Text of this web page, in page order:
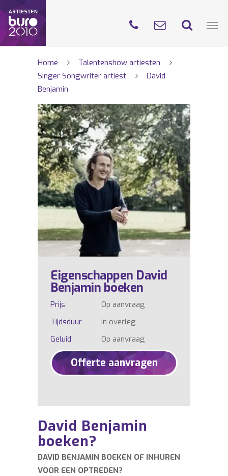
Home
Talentenshow artiesten
Singer Songwriter artiest
David
Benjamin
Eigenschappen David
Benjamin boeken
Prijs
Op aanvraag
Tijdsduur
In overleg
Geluid
Op aanvraag
Offerte aanvragen
David Benjamin
boeken?
DAVID BENJAMIN BOEKEN OF INHUREN
VOOR EEN OPTREDEN?